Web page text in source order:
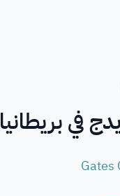
2026 | تقدم الآن!
Gates